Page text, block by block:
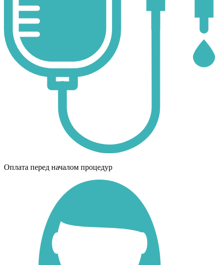
Оплата перед началом процедур